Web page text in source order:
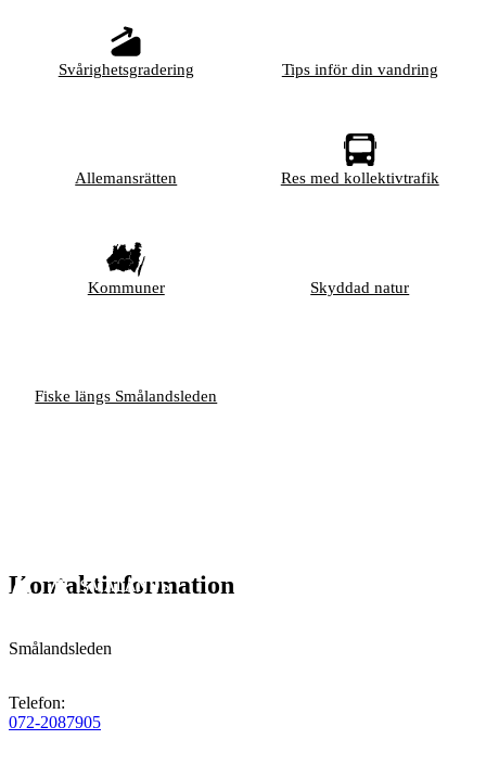
Svårighetsgradering Tips inför din vandring
Allemansrätten Res med kollektivtrafik
Kommuner Skyddad natur
Fiske längs Smålandsleden
Kontaktinformation
Smålandsleden
Telefon:
072-2087905